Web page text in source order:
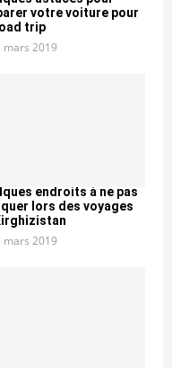
votre voiture pour
trip
mars 2019
endroits à ne pas
lors des voyages
mars 2019